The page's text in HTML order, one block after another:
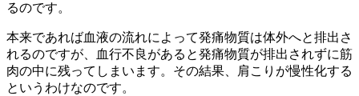
るのです。
本来であれば血液の流れによって発痛物質は体外へと排出さ
れるのですが、血行不良があると発痛物質が排出されずに筋
肉の中に残ってしまいます。その結果、肩こりが慢性化する
というわけなのです。